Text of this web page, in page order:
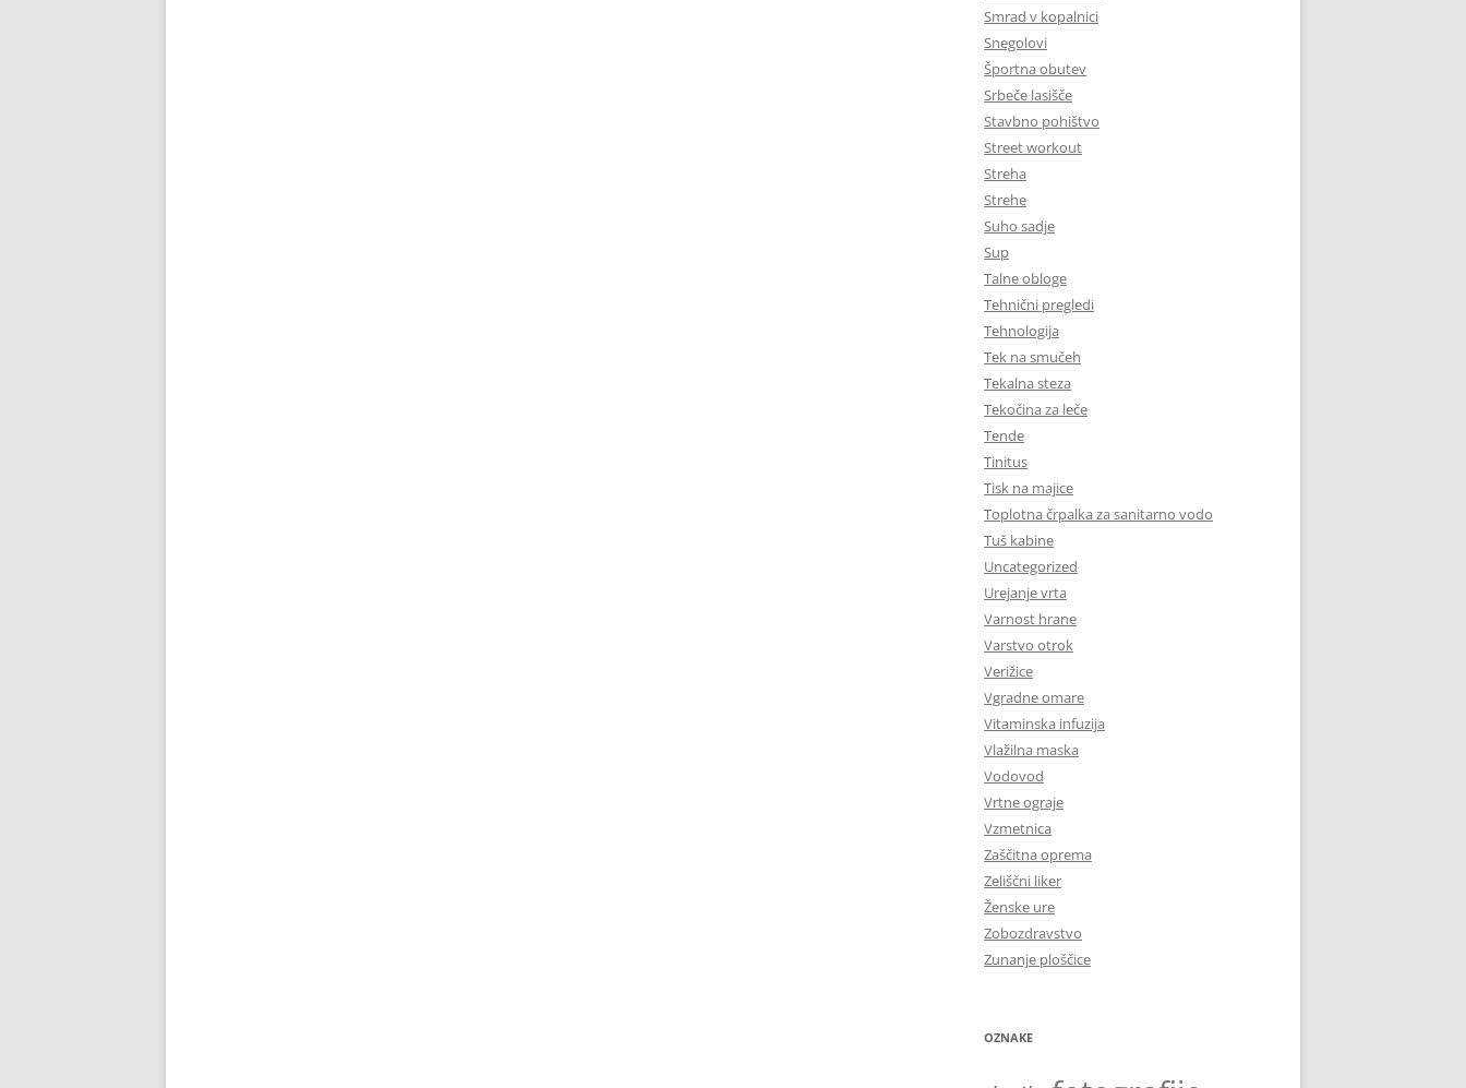
Smrad v kopalnici
Snegolovi
Športna obutev
Srbeče lasišče
Stavbno pohištvo
Street workout
Streha
Strehe
Suho sadje
Sup
Talne obloge
Tehnični pregledi
Tehnologija
Tek na smučeh
Tekalna steza
Tekočina za leče
Tende
Tinitus
Tisk na majice
Toplotna črpalka za sanitarno vodo
Tuš kabine
Uncategorized
Urejanje vrta
Varnost hrane
Varstvo otrok
Verižice
Vgradne omare
Vitaminska infuzija
Vlažilna maska
Vodovod
Vrtne ograje
Vzmetnica
Zaščitna oprema
Zeliščni liker
Ženske ure
Zobozdravstvo
Zunanje ploščice
OZNAKE